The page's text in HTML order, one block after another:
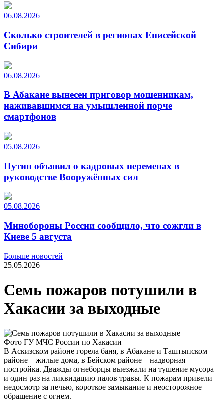
06.08.2026
Сколько строителей в регионах Енисейской
Сибири
06.08.2026
В Абакане вынесен приговор мошенникам,
наживавшимся на умышленной порче
смартфонов
05.08.2026
Путин объявил о кадровых переменах в
руководстве Вооружённых сил
05.08.2026
Минобороны России сообщило, что сожгли в
Киеве 5 августа
Больше новостей
25.05.2026
Семь пожаров потушили в
Хакасии за выходные
Фото ГУ МЧС России по Хакасии
В Аскизском районе горела баня, в Абакане и Таштыпском
районе – жилые дома, в Бейском районе – надворная
постройка. Дважды огнеборцы выезжали на тушение мусора
и один раз на ликвидацию палов травы. К пожарам привели
недосмотр за печью, короткое замыкание и неосторожное
обращение с огнем.